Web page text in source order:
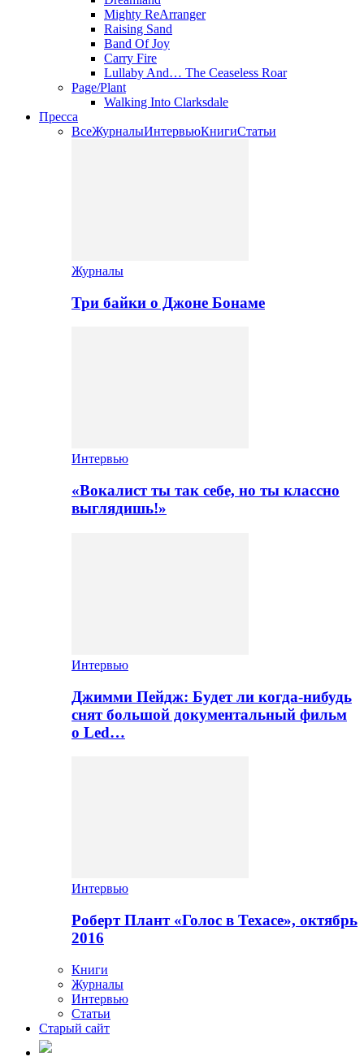
Mighty ReArranger
Raising Sand
Band Of Joy
Carry Fire
Lullaby And… The Ceaseless Roar
Page/Plant
Walking Into Clarksdale
Пресса
ВсеЖурналыИнтервьюКнигиСтатьи
Журналы
Три байки о Джоне Бонаме
Интервью
«Вокалист ты так себе, но ты классно
выглядишь!»
Интервью
Джимми Пейдж: Будет ли когда-нибудь
снят большой документальный фильм
о Led…
Интервью
Роберт Плант «Голос в Техасе», октябрь
2016
Книги
Журналы
Интервью
Статьи
Старый сайт